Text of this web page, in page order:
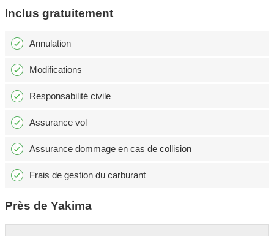
Inclus gratuitement
Annulation
Modifications
Responsabilité civile
Assurance vol
Assurance dommage en cas de collision
Frais de gestion du carburant
Près de Yakima